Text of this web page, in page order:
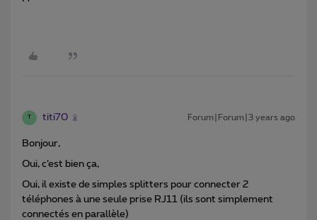
titi70 Forum|Forum|3 years ago
Bonjour,
Oui, c’est bien ça,
Oui, il existe de simples splitters pour connecter 2
téléphones à une seule prise RJ11 (ils sont simplement
connectés en parallèle)